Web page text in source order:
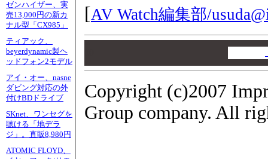
ゼンハイザー、実
売13,000円の新カ
ナル型「CX985」
ティアック、
beyerdynamic製ヘ
ッドフォン2モデル
アイ・オー、nasne
ダビング対応の外
付けBDドライブ
SKnet、ワンセグを
聴ける「地デラ
ジ」。直販8,980円
ATOMIC FLOYD、
[AV Watch編集部/
Copyright (c)2007
Group company. All